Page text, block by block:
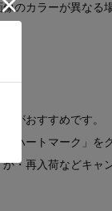
のカラーが異なる
がおすすめです。
ハートマーク」を
・再入荷などキャ